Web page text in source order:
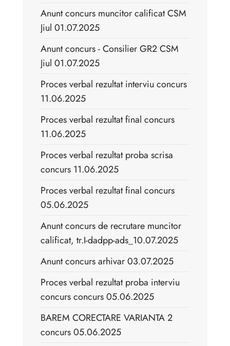
Anunt concurs muncitor calificat CSM
Jiul 01.07.2025
Anunt concurs - Consilier GR2 CSM
Jiul 01.07.2025
Proces verbal rezultat interviu concurs
11.06.2025
Proces verbal rezultat final concurs
11.06.2025
Proces verbal rezultat proba scrisa
concurs 11.06.2025
Proces verbal rezultat final concurs
05.06.2025
Anunt concurs de recrutare muncitor
calificat, tr.I-dadpp-ads_10.07.2025
Anunt concurs arhivar 03.07.2025
Proces verbal rezultat proba interviu
concurs concurs 05.06.2025
BAREM CORECTARE VARIANTA 2
concurs 05.06.2025